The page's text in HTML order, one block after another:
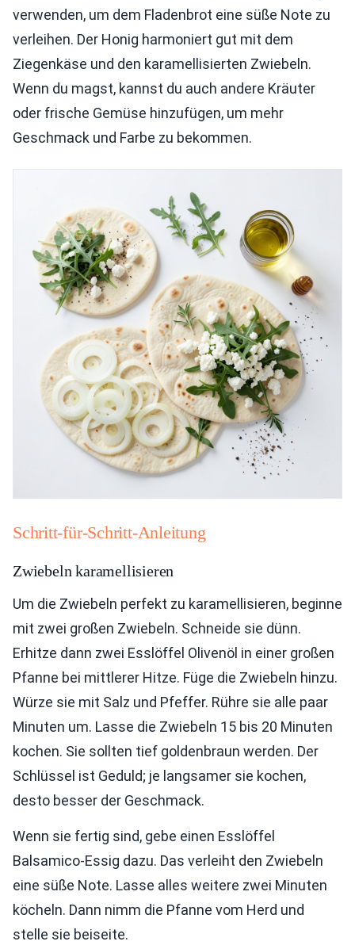
verwenden, um dem Fladenbrot eine süße Note zu
verleihen. Der Honig harmoniert gut mit dem
Ziegenkäse und den karamellisierten Zwiebeln.
Wenn du magst, kannst du auch andere Kräuter
oder frische Gemüse hinzufügen, um mehr
Geschmack und Farbe zu bekommen.
Schritt-für-Schritt-Anleitung
Zwiebeln karamellisieren
Um die Zwiebeln perfekt zu karamellisieren, beginne
mit zwei großen Zwiebeln. Schneide sie dünn.
Erhitze dann zwei Esslöffel Olivenöl in einer großen
Pfanne bei mittlerer Hitze. Füge die Zwiebeln hinzu.
Würze sie mit Salz und Pfeffer. Rühre sie alle paar
Minuten um. Lasse die Zwiebeln 15 bis 20 Minuten
kochen. Sie sollten tief goldenbraun werden. Der
Schlüssel ist Geduld; je langsamer sie kochen,
desto besser der Geschmack.
Wenn sie fertig sind, gebe einen Esslöffel
Balsamico-Essig dazu. Das verleiht den Zwiebeln
eine süße Note. Lasse alles weitere zwei Minuten
köcheln. Dann nimm die Pfanne vom Herd und
stelle sie beiseite.